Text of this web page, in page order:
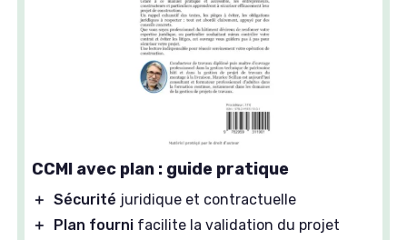
CCMI avec plan : guide pratique
＋ Sécurité juridique et contractuelle
＋
Plan fourni facilite la validation du projet